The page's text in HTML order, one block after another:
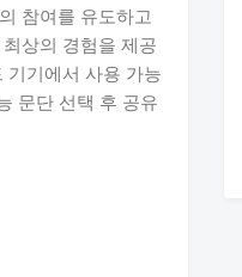
참여를 유도하고
상의 경험을 제공
기기에서 사용 가능
문단 선택 후 공유